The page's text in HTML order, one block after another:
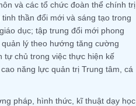
và các tổ chức đoàn thể chính trị
thần đổi mới và sáng tạo trong
dục; tập trung đổi mới phong
lý theo hướng tăng cường
tự chủ trong việc thực hiện kế
năng lực quản trị Trung tâm, cá
pháp, hình thức, kĩ thuật dạy học